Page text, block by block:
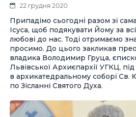
22 грудня 2020
Припадімо сьогодні разом зі
Ісуса, щоб подякувати Йому за
любові до нас. Тоді отримаємо
просимо. До цього закликав
владика Володимир Груца,
Львівської Архиєпархії УГКЦ, під
в архикатедральному соборі Св.
по Зісланні Святого Духа.